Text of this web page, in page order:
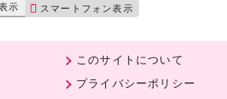
示 スマートフォン表示
このサイトについて
プライバシーポリシー